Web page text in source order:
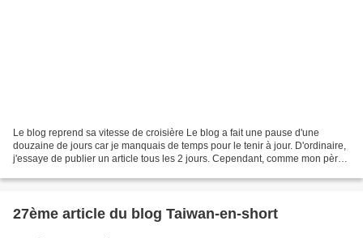
Le blog reprend sa vitesse de croisière Le blog a fait une pause d'une
douzaine de jours car je manquais de temps pour le tenir à jour. D'ordinaire,
j'essaye de publier un article tous les 2 jours. Cependant, comme mon père
27ème article du blog Taiwan-en-short